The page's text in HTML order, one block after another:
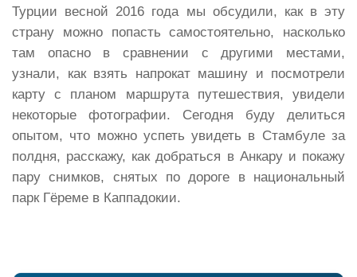
Турции весной 2016 года мы обсудили, как в эту
страну можно попасть самостоятельно, насколько
там опасно в сравнении с другими местами,
узнали, как взять напрокат машину и посмотрели
карту с планом маршрута путешествия, увидели
некоторые фотографии. Сегодня буду делиться
опытом, что можно успеть увидеть в Стамбуле за
полдня, расскажу, как добраться в Анкару и покажу
пару снимков, снятых по дороге в национальный
парк Гёреме в Каппадокии.